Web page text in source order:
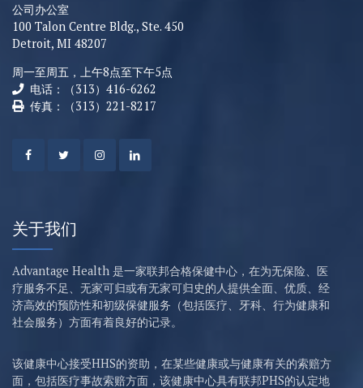
公司办公室
100 Talon Centre Bldg., Ste. 450
Detroit, MI 48207
周一至周五，上午8点至下午5点
电话：（313）416-6262
传真：（313）221-8217
关于我们
Advantage Health 是一家联邦合格保健中心，在为无保险、医
疗服务不足、无家可归或有无家可归史的人提供全面、优质、经
济高效的预防性和初级保健服务（包括医疗、牙科、行为健康和
社会服务）方面有着良好的记录。
该健康中心接受HHS的资助，在某些健康或与健康有关的索赔方
面，包括医疗事故索赔方面，该健康中心具有联邦PHS的认定地